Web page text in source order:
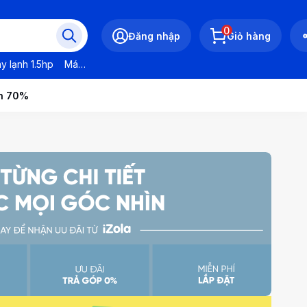
lạnh 1.5hp Máy lạnh LG
Đăng nhập 0Giỏ hàng
70%